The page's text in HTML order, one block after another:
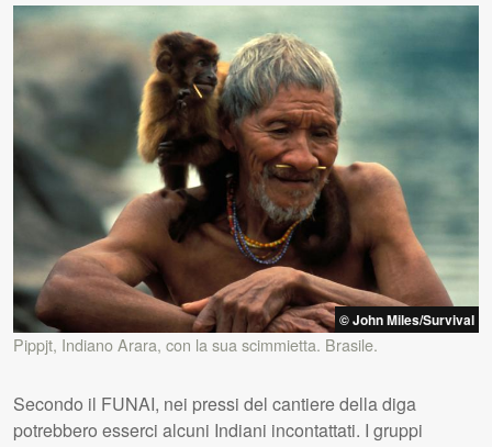
© John Miles/Survival
Pippjt, Indiano Arara, con la sua scimmietta. Brasile.
Secondo il FUNAI, nei pressi del cantiere della diga
potrebbero esserci alcuni Indiani incontattati. I gruppi